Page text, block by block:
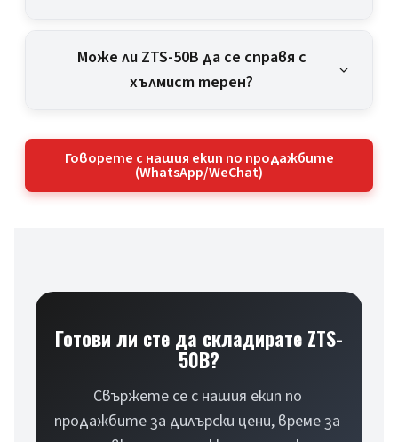
Може ли ZTS-50B да се справя с
хълмист терен?
Говорете с нашия екип по продажбите
(WhatsApp/WeChat)
Готови ли сте да складирате ZTS-
50B?
Свържете се с нашия екип по
продажбите за дилърски цени, време за